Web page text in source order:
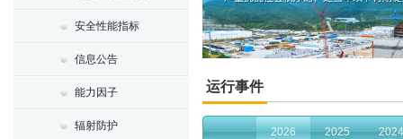
安全性能指标
信息公告
能力因子
辐射防护
运行事件
2026 2025 2024